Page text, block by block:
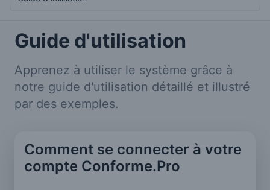
Guide d'utilisation
Apprenez à utiliser le système grâce à
notre guide d'utilisation détaillé et illustré
par des exemples.
Comment se connecter à votre
compte Conforme.Pro